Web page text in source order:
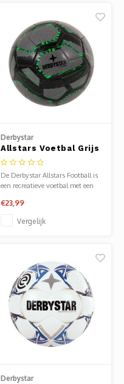
Derbystar
Allstars Voetbal Grijs
De Derbystar Allstars Football is
een recreatieve voetbal met een
gemaakt van zacht PVC en is
machinaal gestikt.
€23,99
Vergelijk
Derbystar